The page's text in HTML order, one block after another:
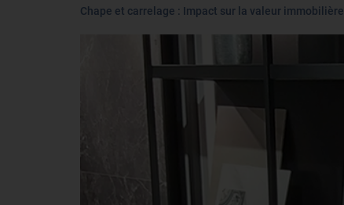
Chape et carrelage : Impact sur la valeur immobilière